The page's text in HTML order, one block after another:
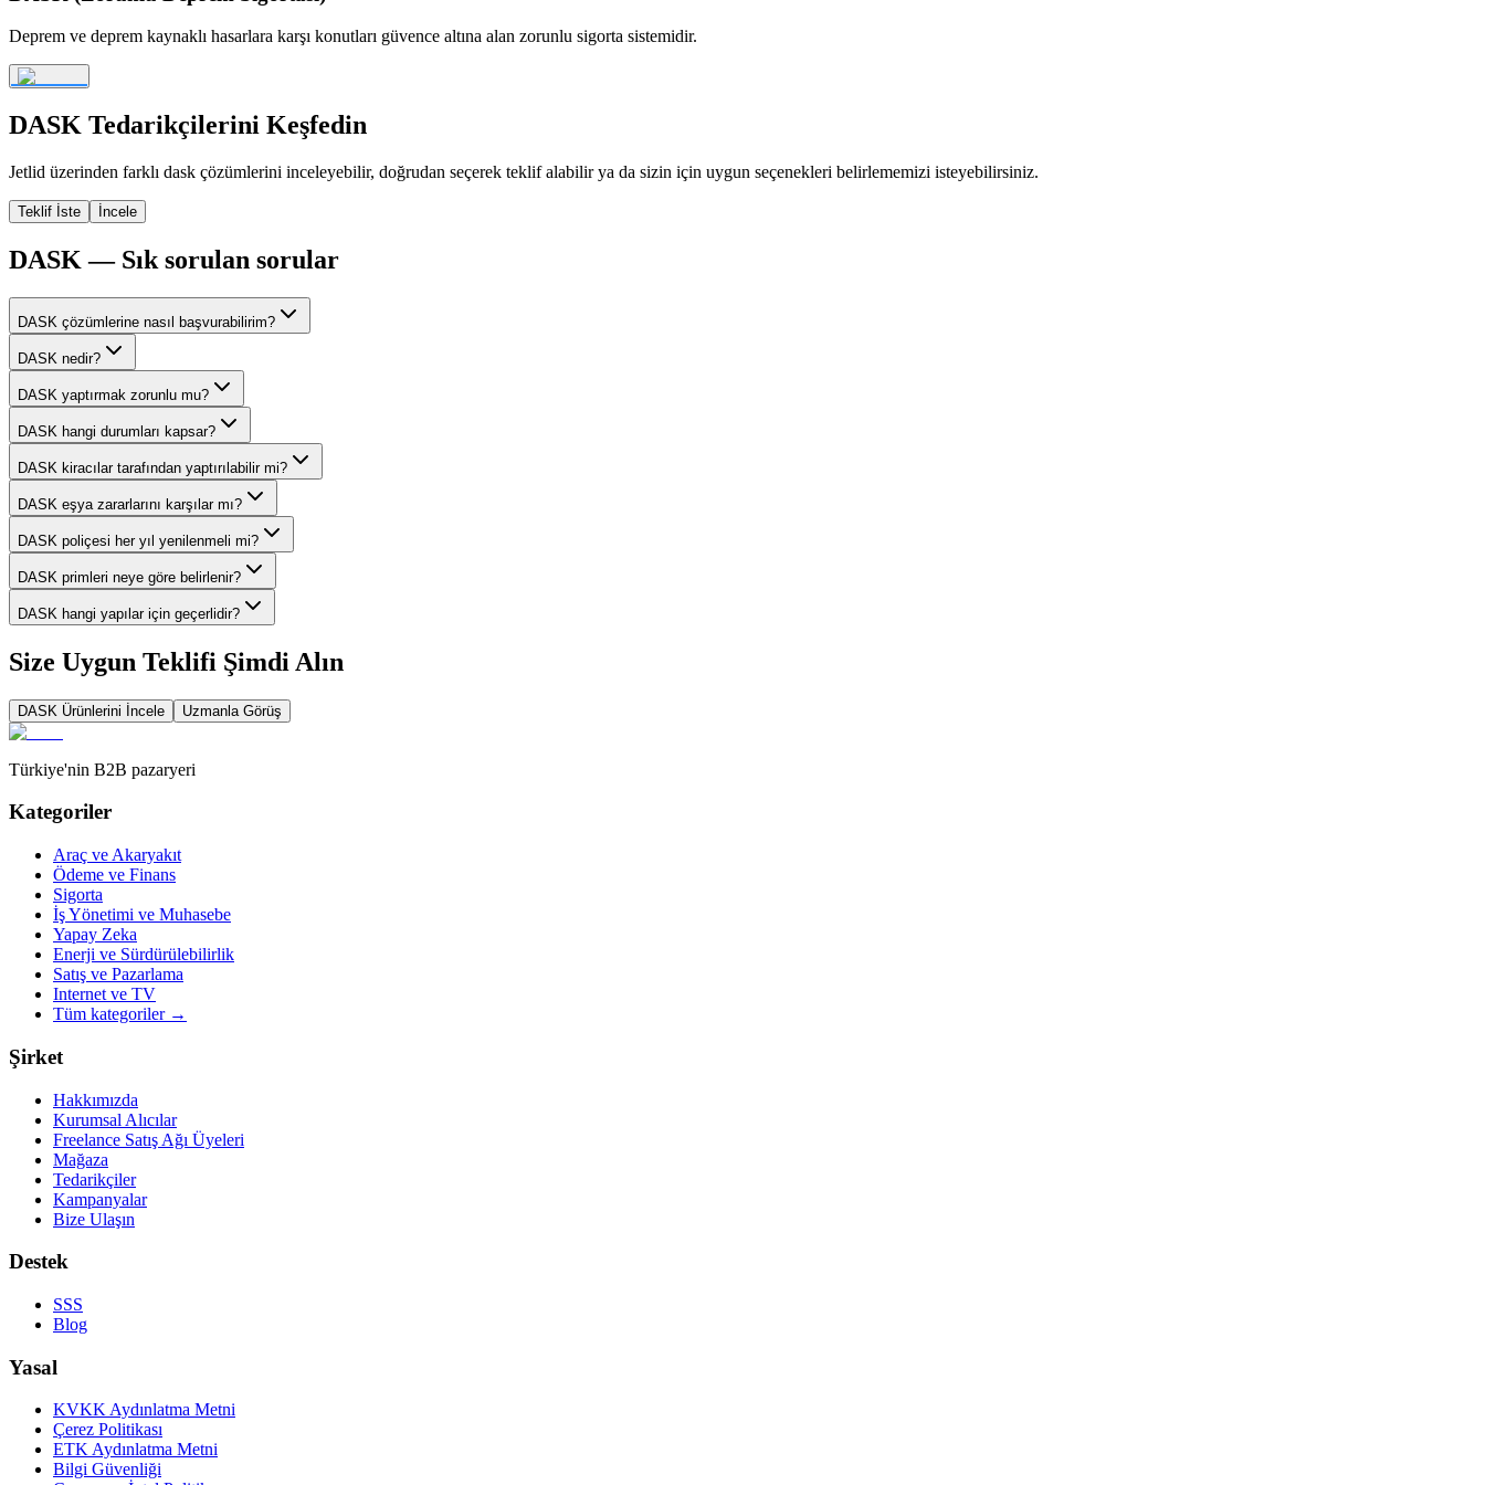
Deprem ve deprem kaynaklı hasarlara karşı konutları güvence altına alan zorunlu sigorta sistemidir.
DASK Tedarikçilerini Keşfedin
Jetlid üzerinden farklı dask çözümlerini inceleyebilir, doğrudan seçerek teklif alabilir ya da sizin için uygun seçenekleri belirlememizi isteyebilirsiniz.
Teklif İste İncele
DASK — Sık sorulan sorular
DASK çözümlerine nasıl başvurabilirim?
DASK nedir?
DASK yaptırmak zorunlu mu?
DASK hangi durumları kapsar?
DASK kiracılar tarafından yaptırılabilir mi?
DASK eşya zararlarını karşılar mı?
DASK poliçesi her yıl yenilenmeli mi?
DASK primleri neye göre belirlenir?
DASK hangi yapılar için geçerlidir?
Size Uygun Teklifi Şimdi Alın
DASK Ürünlerini İncele Uzmanla Görüş
Türkiye'nin B2B pazaryeri
Kategoriler
Araç ve Akaryakıt
Ödeme ve Finans
Sigorta
İş Yönetimi ve Muhasebe
Yapay Zeka
Enerji ve Sürdürülebilirlik
Satış ve Pazarlama
Internet ve TV
Tüm kategoriler→
Şirket
Hakkımızda
Kurumsal Alıcılar
Freelance Satış Ağı Üyeleri
Mağaza
Tedarikçiler
Kampanyalar
Bize Ulaşın
Destek
SSS
Blog
Yasal
KVKK Aydınlatma Metni
Çerez Politikası
ETK Aydınlatma Metni
Bilgi Güvenliği